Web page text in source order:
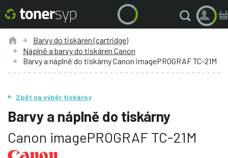
Barvy do tiskáren (cartridge)
Náplně a barvy do tiskáren Canon
Barvy a náplně do tiskárny Canon imagePROGRAF TC-21M
Zpět na výběr tiskárny
Barvy a náplně do tiskárny
Canon imagePROGRAF TC-21M